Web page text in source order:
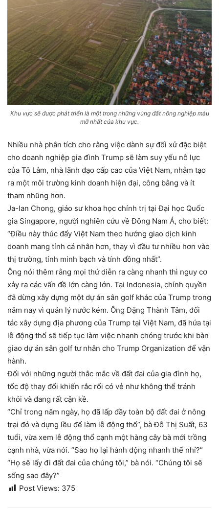
Khu vực sẽ được phát triển là một trong những vùng đất nông nghiệp màu
mỡ nhất của khu vực.
Nhiều nhà phân tích cho rằng việc dành sự đối xử đặc biệt
cho doanh nghiệp gia đình Trump sẽ làm suy yếu nỗ lực
của Tô Lâm, nhà lãnh đạo cấp cao của Việt Nam, nhằm tạo
ra một môi trường kinh doanh hiện đại, công bằng và ít
tham nhũng hơn.
Ja-Ian Chong, giáo sư khoa học chính trị tại Đại học Quốc
gia Singapore, người nghiên cứu về Đông Nam Á, cho biết:
“Điều này thúc đẩy Việt Nam theo hướng giao dịch kinh
doanh mang tính cá nhân hơn, thay vì đầu tư nhiều hơn vào
thị trường, tính minh bạch và tính đồng nhất”.
Ông nói thêm rằng mọi thứ diễn ra càng nhanh thì nguy cơ
xảy ra các vấn đề lớn càng lớn. Tại Indonesia, chính quyền
đã dừng xây dựng một dự án sân golf khác của Trump trong
năm nay vì quản lý nước kém. Ông Đặng Thành Tâm, đối
tác xây dựng địa phương của Trump tại Việt Nam, đã hứa tại
lễ động thổ sẽ tiếp tục làm việc nhanh chóng trước khi bàn
giao dự án sân golf tư nhân cho Trump Organization để vận
hành.
Đối với những người thắc mắc về đất đai của gia đình họ,
tốc độ thay đổi khiến rắc rối có vẻ như không thể tránh
khỏi và đang rất cận kề.
“Chỉ trong năm ngày, họ đã lấp đầy toàn bộ đất đai ở nông
trại đó và dựng lều để làm lễ động thổ”, bà Đỗ Thị Suất, 63
tuổi, vừa xem lễ động thổ cạnh một hàng cây bà mới trồng
cạnh nhà, vừa nói. “Sao họ lại hành động nhanh thế nhỉ?”
“Họ sẽ lấy đi đất đai của chúng tôi,” bà nói. “Chúng tôi sẽ
sống sao đây?”
Post Views: 375